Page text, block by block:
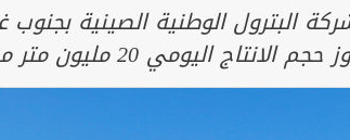
البترول الوطنية الصينية
متر مكعب في جزء من منطقة نموذجية